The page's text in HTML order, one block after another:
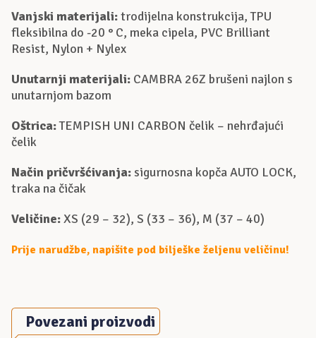
Vanjski materijali:trodijelna konstrukcija, TPU
fleksibilna do -20 ° C, meka cipela, PVC Brilliant
Resist, Nylon + Nylex
Unutarnji materijali: CAMBRA 26Z brušeni najlon s
unutarnjom bazom
Oštrica:TEMPISH UNI CARBON čelik – nehrđajući
čelik
Način pričvršćivanja: sigurnosna kopča AUTO LOCK,
traka na čičak
Veličine:XS (29 – 32), S (33 – 36), M (37 – 40)
Prije narudžbe, napišite pod bilješke željenu veličinu!
Povezani proizvodi